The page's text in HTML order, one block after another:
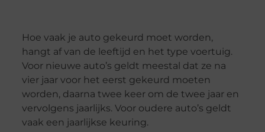
Hoe vaak je auto gekeurd moet worden,
hangt af van de leeftijd en het type voertuig.
Voor nieuwe auto’s geldt meestal dat ze na
vier jaar voor het eerst gekeurd moeten
worden, daarna twee keer om de twee jaar en
vervolgens jaarlijks. Voor oudere auto’s geldt
vaak een jaarlijkse keuring.